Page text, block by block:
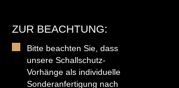
ZUR BEACHTUNG:
Bitte beachten Sie, dass
unsere Schallschutz-
Vorhänge als individuelle
Sonderanfertigung nach